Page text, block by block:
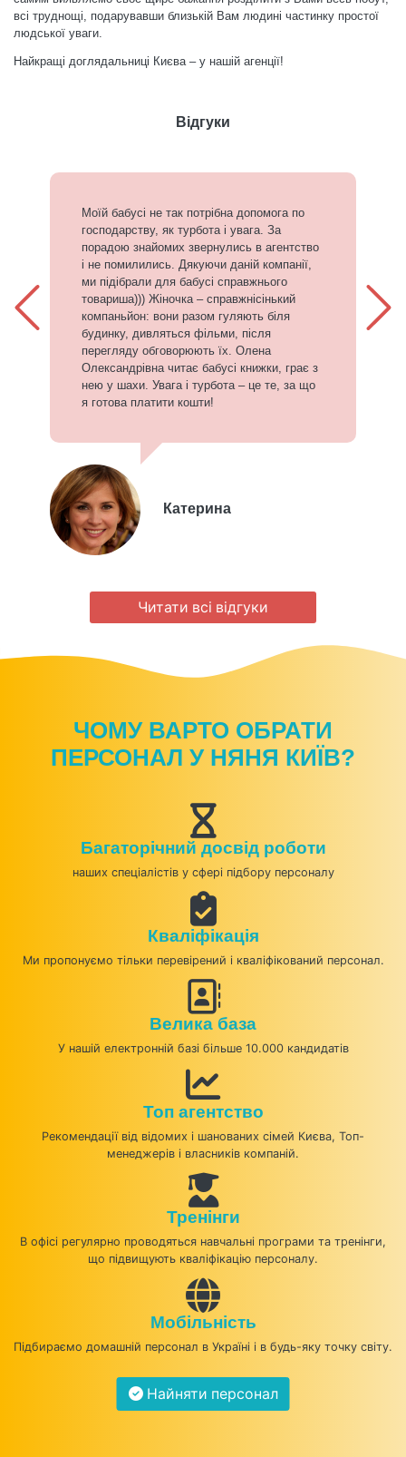
всі труднощі, подарувавши близькій Вам людині частинку простої
людської уваги.
Найкращі доглядальниці Києва – у нашій агенції!
Відгуки
Моїй бабусі не так потрібна допомога по
господарству, як турбота і увага. За
порадою знайомих звернулись в агентство
і не помилились. Дякуючи даній компанії,
ми підібрали для бабусі справжнього
товариша))) Жіночка – справжнісінький
компаньйон: вони разом гуляють біля
будинку, дивляться фільми, після
перегляду обговорюють їх. Олена
Олександрівна читає бабусі книжки, грає з
нею у шахи. Увага і турбота – це те, за що
я готова платити кошти!
Катерина
Читати всі відгуки
ЧОМУ ВАРТО ОБРАТИ
ПЕРСОНАЛ У НЯНЯ КИЇВ?
Багаторічний досвід роботи
наших спеціалістів у сфері підбору персоналу
Кваліфікація
Ми пропонуємо тільки перевірений і кваліфікований персонал.
Велика база
У нашій електронній базі більше 10.000 кандидатів
Топ агентство
Рекомендації від відомих і шанованих сімей Києва, Топ-
менеджерів і власників компаній.
Тренінги
В офісі регулярно проводяться навчальні програми та тренінги,
що підвищують кваліфікацію персоналу.
Мобільність
Підбираємо домашній персонал в Україні і в будь-яку точку світу.
Найняти персонал